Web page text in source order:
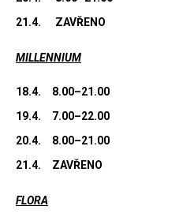
21.4.
ZAVŘENO
MILLENNIUM
18.4.
8.00–21.00
19.4.
7.00–22.00
20.4.
8.00–21.00
21.4.
ZAVŘENO
FLORA